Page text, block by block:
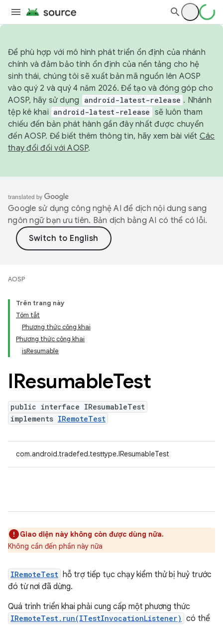
Để phù hợp với mô hình phát triển ổn định của nhánh
chính và đảm bảo tính ổn định của nền tảng cho hệ
sinh thái, chúng tôi sẽ xuất bản mã nguồn lên AOSP
vào quý 2 và quý 4 năm 2026. Để tạo và đóng góp cho
AOSP, hãy sử dụng
android-latest-release . Nhánh
tệp kê khai android-latest-release sẽ luôn tham
chiếu đến bản phát hành gần đây nhất được chuyển
đến AOSP. Để biết thêm thông tin, hãy xem bài viết Các
thay đổi đối với AOSP.
Google sử dụng công nghệ AI để dịch nội dung sang
ngôn ngữ bạn ưu tiên. Bản dịch bằng AI có thể có lỗi.
AOSP
Trên trang này
Tóm tắt
Phương thức công khai
Phương thức công khai
isResumable
IResumableTest
public interface IResumableTest
implements IRemoteTest
com.android.tradefed.testtype.IResumableTest
Giao diện này không còn được dùng nữa.
Không cần đến phần này nữa
IRemoteTest hỗ trợ tiếp tục chạy kiểm thử bị huỷ trước
đó từ nơi đã dừng.
Quá trình triển khai phải cung cấp một phương thức
IRemoteTest.run(ITestInvocationListener) có thể